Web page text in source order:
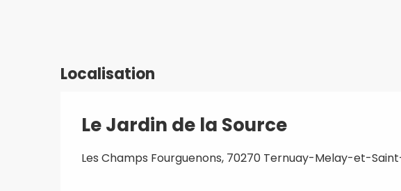
Localisation
Le Jardin de la Source
Les Champs Fourguenons, 70270 Ternuay-Melay-et-